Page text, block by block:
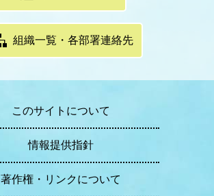
組織一覧・各部署連絡先
このサイトについて
情報提供指針
著作権・リンクについて